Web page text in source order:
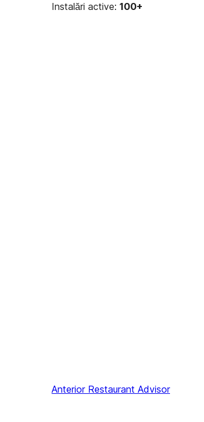
Instalări active: 100+
Anterior Restaurant Advisor